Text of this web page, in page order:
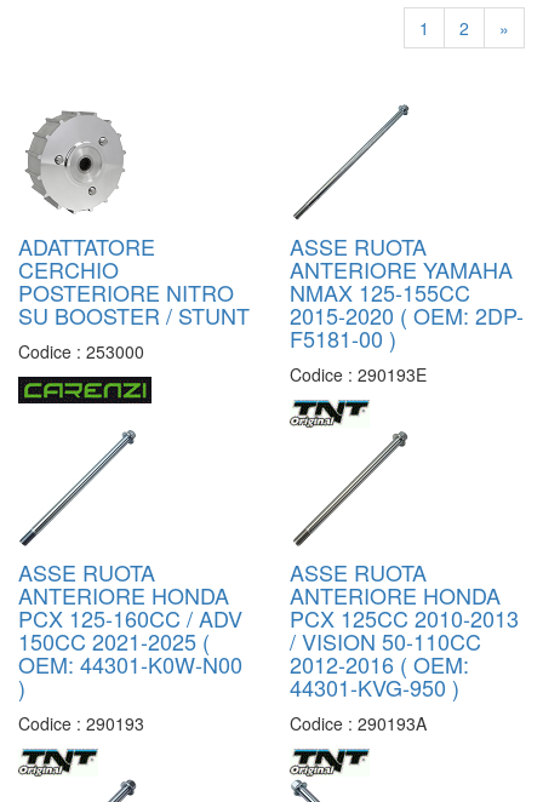
1 2 »
ADATTATORE
CERCHIO
POSTERIORE NITRO
SU BOOSTER / STUNT
Codice : 253000
ASSE RUOTA
ANTERIORE YAMAHA
NMAX 125-155CC
2015-2020 ( OEM: 2DP-
F5181-00 )
Codice : 290193E
ASSE RUOTA
ANTERIORE HONDA
PCX 125-160CC / ADV
150CC 2021-2025 (
OEM: 44301-K0W-N00
)
Codice : 290193
ASSE RUOTA
ANTERIORE HONDA
PCX 125CC 2010-2013
/ VISION 50-110CC
2012-2016 ( OEM:
44301-KVG-950 )
Codice : 290193A